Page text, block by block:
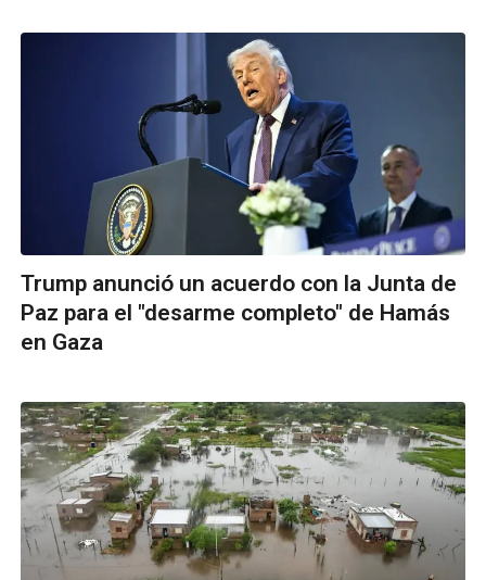
Trump anunció un acuerdo con la Junta de
Paz para el "desarme completo" de Hamás
en Gaza